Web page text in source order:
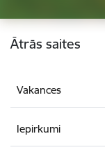
Kājene
Ātrās saites
Vakances
Iepirkumi